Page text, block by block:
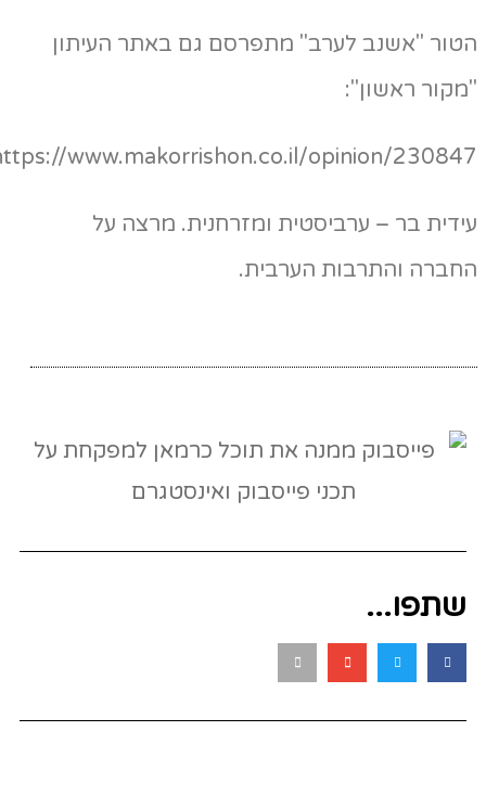
"אשנב לערב" מתפרסם גם באתר העיתון
ראשון":
https://www.makorrishon.co.il/opinion/
בר – ערביסטית ומזרחנית. מרצה על
והתרבות הערבית.
שתפו...